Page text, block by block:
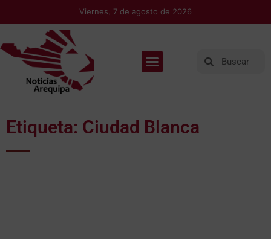
Viernes, 7 de agosto de 2026
Etiqueta: Ciudad Blanca